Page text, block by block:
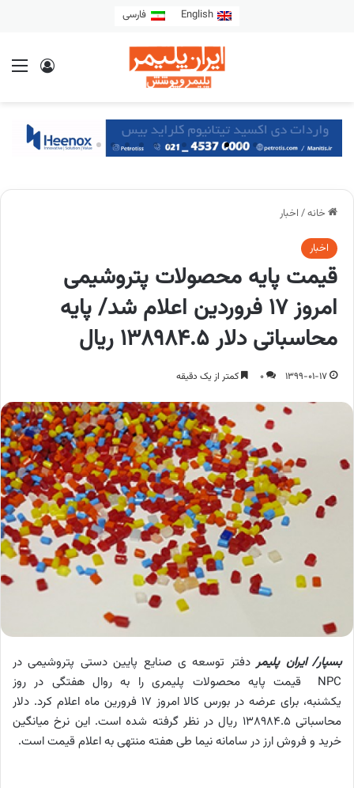
English فارسی
خانه/ اخبار
اخبار
قیمت پایه محصولات پتروشیمی
امروز 17 فروردین اعلام شد/ پایه
محاسباتی دلار 138984.5 ریال
1399-01-17
0 کمتر از یک دقیقه
بسپار/ ایران پلیمردفتر توسعه ی صنایع پایین دستی پتروشیمی در
NPC قیمت پایه محصولات پلیمری را به روال هفتگی در روز
یکشنبه، برای عرضه در بورس کالا امروز 17 فرورین ماه اعلام کرد. دلار
محاسباتی 138984.5 ریال در نظر گرفته شده است. این نرخ میانگین
خرید و فروش ارز در سامانه نیما طی هفته منتهی به اعلام قیمت است.